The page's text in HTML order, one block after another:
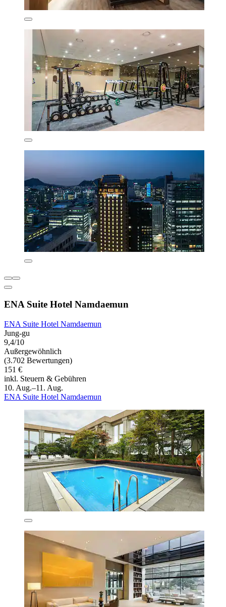
ENA Suite Hotel Namdaemun
ENA Suite Hotel Namdaemun
Jung-gu
9,4/10
Außergewöhnlich
(3.702 Bewertungen)
151 €
inkl. Steuern & Gebühren
10. Aug.–11. Aug.
ENA Suite Hotel Namdaemun